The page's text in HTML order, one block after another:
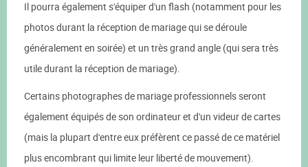
Il pourra également s'équiper d'un flash (notamment pour les
photos durant la réception de mariage qui se déroule
généralement en soirée) et un très grand angle (qui sera très
utile durant la réception de mariage).
Certains photographes de mariage professionnels seront
également équipés de son ordinateur et d'un videur de cartes
(mais la plupart d'entre eux préfèrent ce passé de ce matériel
plus encombrant qui limite leur liberté de mouvement).